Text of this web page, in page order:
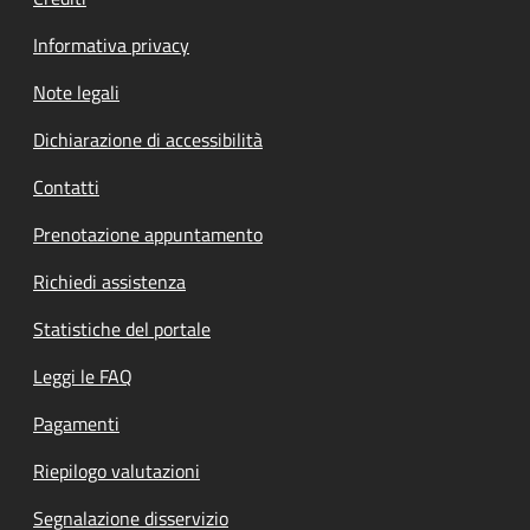
Informativa privacy
Note legali
Dichiarazione di accessibilità
Contatti
Prenotazione appuntamento
Richiedi assistenza
Statistiche del portale
Leggi le FAQ
Pagamenti
Riepilogo valutazioni
Segnalazione disservizio